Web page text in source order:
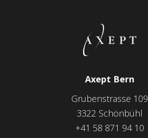
Axept Bern
Grubenstrasse 109
3322 Schönbühl
+41 58 871 94 10